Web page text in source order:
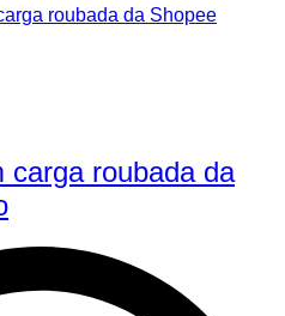
carga roubada da